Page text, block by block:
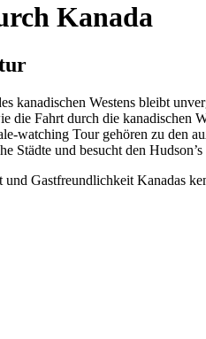
Kanada
kanadischen Westens bleibt
die Fahrt durch die
watching Tour gehören zu den
und besucht den
Gastfreundlichkeit Kanadas